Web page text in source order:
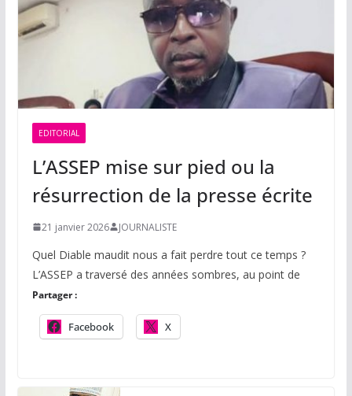
EDITORIAL
L’ASSEP mise sur pied ou la
résurrection de la presse écrite
21 janvier 2026 JOURNALISTE
Quel Diable maudit nous a fait perdre tout ce temps ?
L’ASSEP a traversé des années sombres, au point de
Partager :
Facebook X